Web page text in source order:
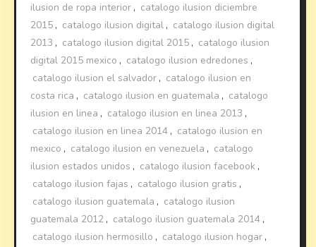
ilusion de ropa interior , catalogo ilusion diciembre
2015 , catalogo ilusion digital , catalogo ilusion digital
2013 , catalogo ilusion digital 2015 , catalogo ilusion
digital 2015 mexico , catalogo ilusion edredones ,
catalogo ilusion el salvador , catalogo ilusion en
costa rica , catalogo ilusion en guatemala , catalogo
ilusion en linea , catalogo ilusion en linea 2013 ,
catalogo ilusion en linea 2014 , catalogo ilusion en
mexico , catalogo ilusion en venezuela , catalogo
ilusion estados unidos , catalogo ilusion facebook ,
catalogo ilusion fajas , catalogo ilusion gratis ,
catalogo ilusion guatemala , catalogo ilusion
guatemala 2012 , catalogo ilusion guatemala 2014 ,
catalogo ilusion hermosillo , catalogo ilusion hogar ,